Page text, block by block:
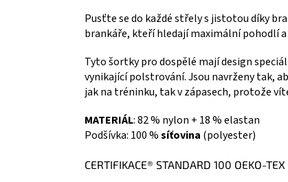
Pusťte se do každé střely s jistotou díky
brankáře, kteří hledají maximální pohodlí
Tyto šortky pro dospělé mají design
vynikající polstrování. Jsou navrženy tak,
jak na tréninku, tak v zápasech, protože
MATERIÁL: 82 % nylon + 18 % elastan
Podšívka: 100 %síťovina (polyester)
CERTIFIKACE® STANDARD 100 OEKO-